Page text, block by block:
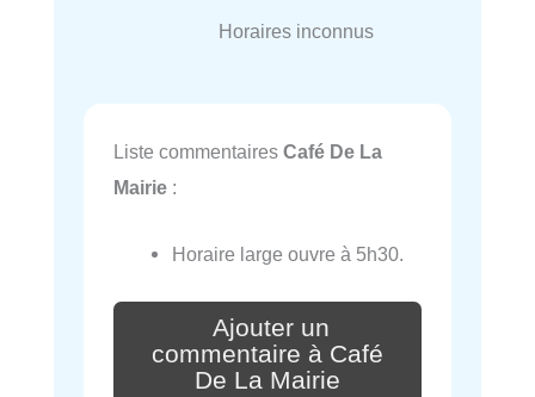
Horaires inconnus
Liste commentaires Café De La
Mairie :
Horaire large ouvre à 5h30.
Ajouter un
commentaire à Café
De La Mairie